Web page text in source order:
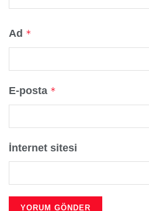
Ad *
E-posta *
İnternet sitesi